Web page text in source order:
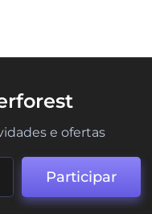
e ofertas
Participar